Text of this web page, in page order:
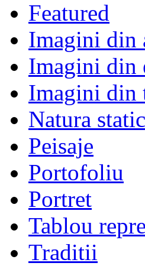
Featured
Imagini din
Imagini din
Imagini din
Natura
Peisaje
Portofoliu
Portret
Tablou
Traditii